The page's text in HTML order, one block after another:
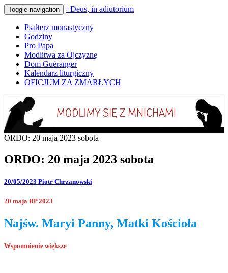
Toggle navigation +Deus, in adiutorium
Psałterz monastyczny
Godziny
Pro Papa
Modlitwa za Ojczyznę
Dom Guéranger
Kalendarz liturgiczny
OFICJUM ZA ZMARŁYCH
+Deus, in adiutorium
Codziennie modlimy się z mnichami
ORDO: 20 maja 2023 sobota
ORDO: 20 maja 2023 sobota
20/05/2023 Piotr Chrzanowski
20 maja RP 2023
Najśw. Maryi Panny, Matki Kościoła
Wspomnienie większe